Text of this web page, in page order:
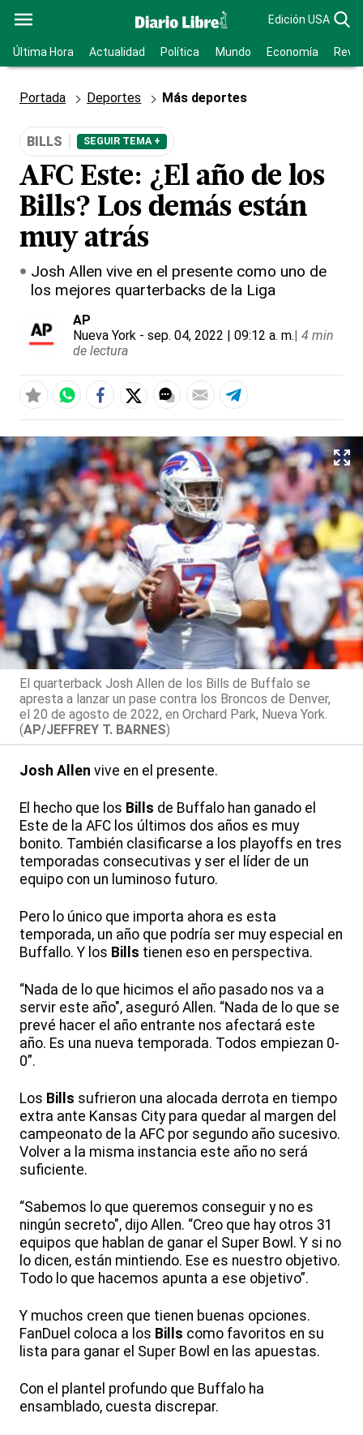
Edición USA
Última Hora Actualidad Política Mundo Economía
Portada Deportes Más deportes
BILLS SEGUIR TEMA +
AFC Este: ¿El año de los
Bills? Los demás están
muy atrás
Josh Allen vive en el presente como uno de
los mejores quarterbacks de la Liga
AP
Nueva York - sep. 04, 2022 | 09:12 a. m.| 4 min
de lectura
El quarterback Josh Allen de los Bills de Buffalo se
apresta a lanzar un pase contra los Broncos de Denver,
el 20 de agosto de 2022, en Orchard Park, Nueva York.
(AP/JEFFREY T. BARNES)
Josh Allen vive en el presente.
El hecho que los Bills de Buffalo han ganado el
Este de la AFC los últimos dos años es muy
bonito. También clasificarse a los playoffs en tres
temporadas consecutivas y ser el líder de un
equipo con un luminoso futuro.
Pero lo único que importa ahora es esta
temporada, un año que podría ser muy especial en
Buffallo. Y los Bills tienen eso en perspectiva.
“Nada de lo que hicimos el año pasado nos va a
servir este año", aseguró Allen. “Nada de lo que se
prevé hacer el año entrante nos afectará este
año. Es una nueva temporada. Todos empiezan 0-
0”.
Los Bills sufrieron una alocada derrota en tiempo
extra ante Kansas City para quedar al margen del
campeonato de la AFC por segundo año sucesivo.
Volver a la misma instancia este año no será
suficiente.
“Sabemos lo que queremos conseguir y no es
ningún secreto", dijo Allen. “Creo que hay otros 31
equipos que hablan de ganar el Super Bowl. Y si no
lo dicen, están mintiendo. Ese es nuestro objetivo.
Todo lo que hacemos apunta a ese objetivo”.
Y muchos creen que tienen buenas opciones.
FanDuel coloca a los Bills como favoritos en su
lista para ganar el Super Bowl en las apuestas.
Con el plantel profundo que Buffalo ha
ensamblado, cuesta discrepar.